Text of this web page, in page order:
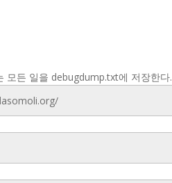
모든 일을 debugdump.txt에 저장한다.